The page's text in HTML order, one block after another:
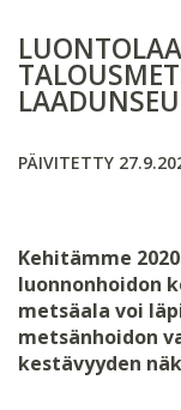
PÄIVITETTY
Kehitämme
luonnonhoidon
metsäala voi
metsänhoidon
kestävyyden